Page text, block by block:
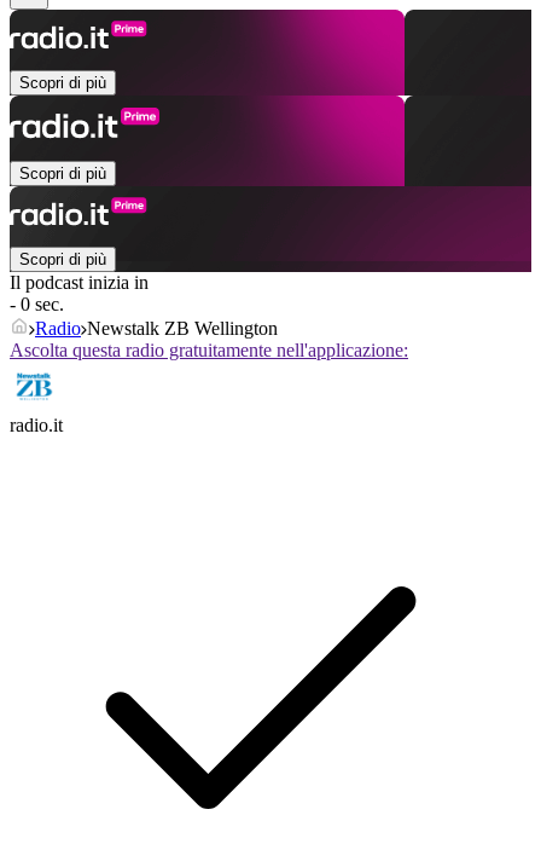
Scopri di più
Scopri di più
Scopri di più
Il podcast inizia in
- 0 sec.
Radio Newstalk ZB Wellington
Ascolta questa radio gratuitamente nell'applicazione:
radio.it